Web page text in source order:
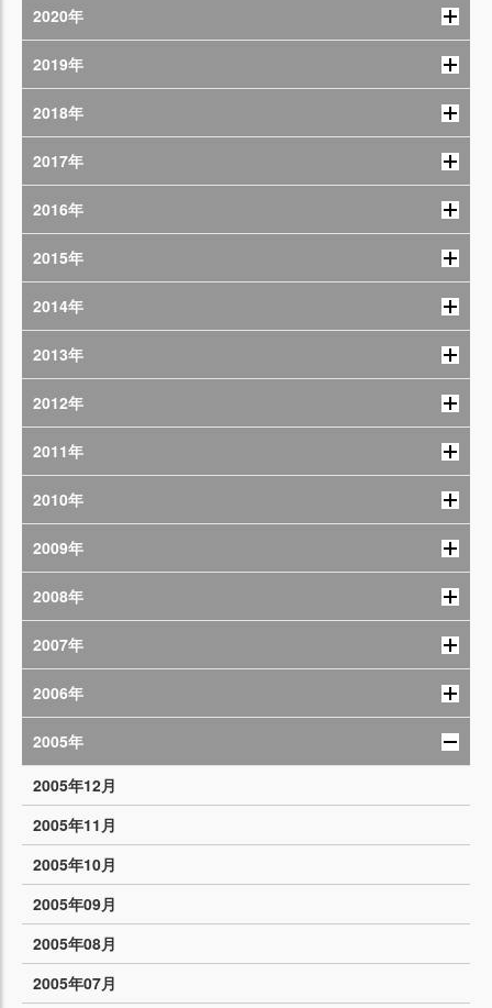
2020年
2019年
2018年
2017年
2016年
2015年
2014年
2013年
2012年
2011年
2010年
2009年
2008年
2007年
2006年
2005年
2005年12月
2005年11月
2005年10月
2005年09月
2005年08月
2005年07月